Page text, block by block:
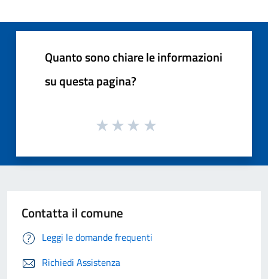
Quanto sono chiare le informazioni
su questa pagina?
Contatta il comune
Leggi le domande frequenti
Richiedi Assistenza